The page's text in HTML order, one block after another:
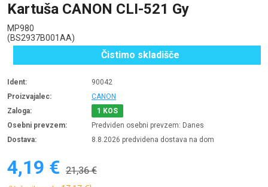
Kartuša CANON CLI-521 Gy
MP980
(BS2937B001AA)
Čistimo skladišče
Ident:
90042
Proizvajalec:
CANON
Zaloga:
1 KOS
Osebni prevzem:
Predviden osebni prevzem: Danes
Dostava:
8.8.2026 predvidena dostava na dom
4,19 € 21,36 €